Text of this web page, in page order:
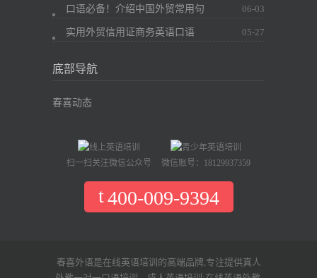
口语必备！介绍中国外贸常用句 06-03
实用外贸信用证商务英语口语 05-27
底部导航
春喜动态
扫一扫关注微信公众号 微信账号：18129937359
400-009-9394
春喜外语是在线英语培训的高端品牌,专注提供真人